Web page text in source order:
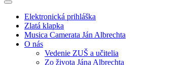
Elektronická prihláška
Zlatá klapka
Musica Camerata Ján Albrechta
O nás
Vedenie ZUŠ a učitelia
Zo života Jána Albrechta